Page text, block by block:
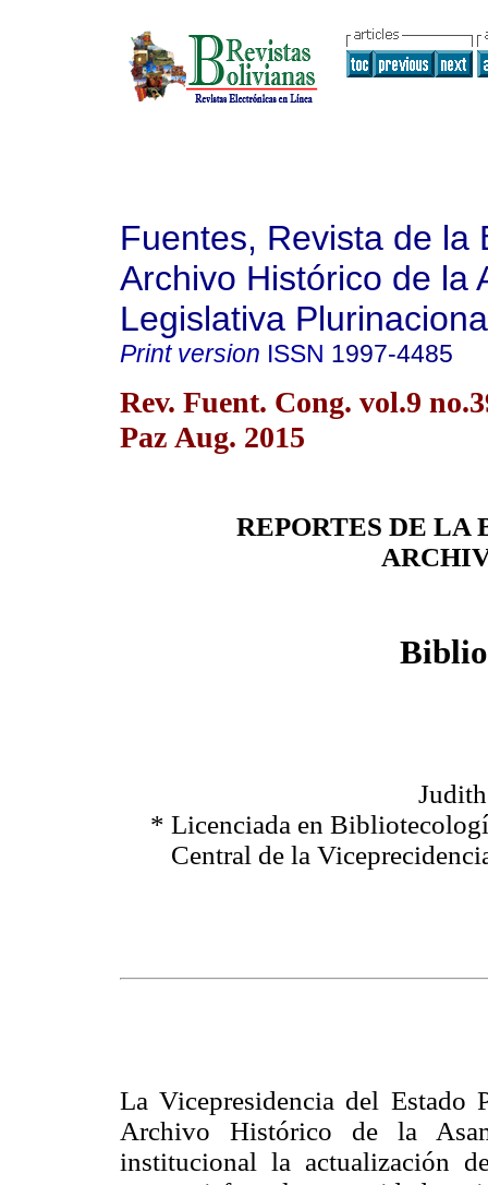
Fuentes, Revista de la
Archivo Histórico de la
Legislativa
Print version ISSN 1997-4485
Rev. Fuent. Cong. vol.9
Paz Aug. 2015
REPORTES DE LA
* Licenciada en
Central de la
La Vicepresidencia del
Archivo Histórico de la
institucional la actualización